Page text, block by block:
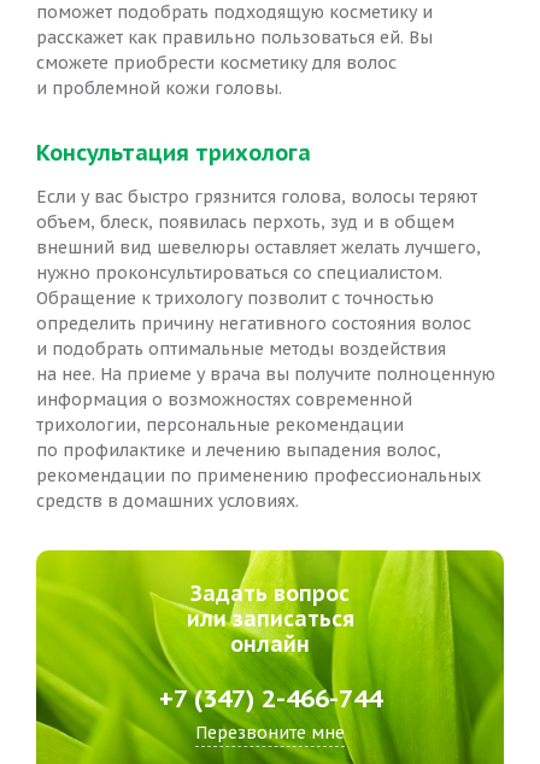
поможет подобрать подходящую косметику и
расскажет как правильно пользоваться ей. Вы
сможете приобрести косметику для волос
и проблемной кожи головы.
Консультация трихолога
Если у вас быстро грязнится голова, волосы теряют
объем, блеск, появилась перхоть, зуд и в общем
внешний вид шевелюры оставляет желать лучшего,
нужно проконсультироваться со специалистом.
Обращение к трихологу позволит с точностью
определить причину негативного состояния волос
и подобрать оптимальные методы воздействия
на нее. На приеме у врача вы получите полноценную
информация о возможностях современной
трихологии, персональные рекомендации
по профилактике и лечению выпадения волос,
рекомендации по применению профессиональных
средств в домашних условиях.
Задать вопрос
или записаться
онлайн
+7 (347) 2-466-744
Перезвоните мне